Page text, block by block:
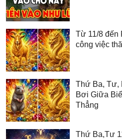
Từ 11/8 đến
công việc
Thứ Ba, Tư,
Bơi Giữa
Thẳng
Thứ Ba,Tư